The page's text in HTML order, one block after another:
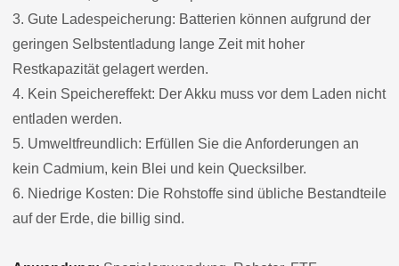
3. Gute Ladespeicherung: Batterien können aufgrund der
geringen Selbstentladung lange Zeit mit hoher
Restkapazität gelagert werden.
4. Kein Speichereffekt: Der Akku muss vor dem Laden nicht
entladen werden.
5. Umweltfreundlich: Erfüllen Sie die Anforderungen an
kein Cadmium, kein Blei und kein Quecksilber.
6. Niedrige Kosten: Die Rohstoffe sind übliche Bestandteile
auf der Erde, die billig sind.